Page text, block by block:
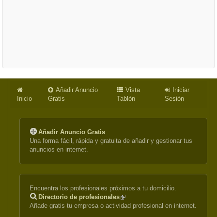
Inicio
Añadir Anuncio
Gratis
Vista
Tablón
Iniciar
Sesión
Añadir Anuncio Gratis
Una forma fácil, rápida y gratuita de añadir y gestionar tus
anuncios en internet.
Encuentra los profesionales próximos a tu domicilio.
Directorio de profesionales(link
is
Añade gratis tu empresa o actividad profesional en internet.